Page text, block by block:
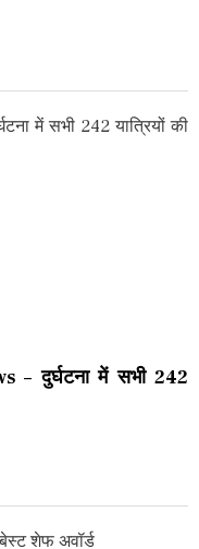
दुर्घटना में सभी 242